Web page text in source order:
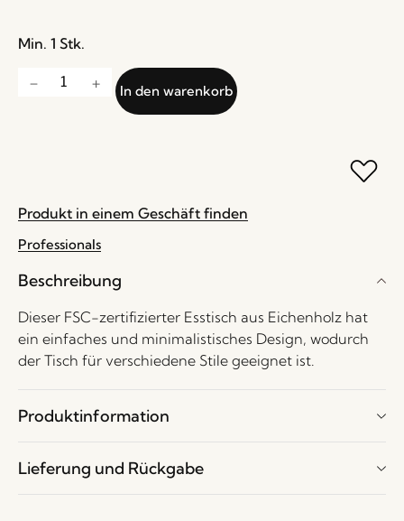
Min. 1 Stk.
In den warenkorb
Produkt in einem Geschäft finden
Professionals
Beschreibung
Dieser FSC-zertifizierter Esstisch aus Eichenholz hat
ein einfaches und minimalistisches Design, wodurch
der Tisch für verschiedene Stile geeignet ist.
Produktinformation
Lieferung und Rückgabe